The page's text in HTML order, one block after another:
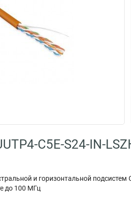
C5E-S24-IN-
и горизонтальной
до 100 МГц